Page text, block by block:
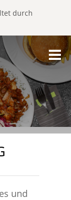
durch
und